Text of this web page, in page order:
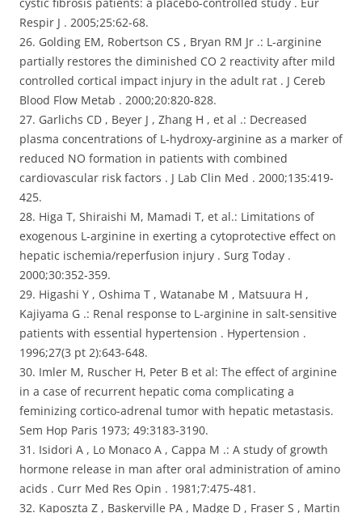
cystic fibrosis patients: a placebo-controlled study . Eur
Respir J . 2005;25:62-68.
26. Golding EM, Robertson CS , Bryan RM Jr .: L-arginine
partially restores the diminished CO 2 reactivity after mild
controlled cortical impact injury in the adult rat . J Cereb
Blood Flow Metab . 2000;20:820-828.
27. Garlichs CD , Beyer J , Zhang H , et al .: Decreased
plasma concentrations of L-hydroxy-arginine as a marker of
reduced NO formation in patients with combined
cardiovascular risk factors . J Lab Clin Med . 2000;135:419-
425.
28. Higa T, Shiraishi M, Mamadi T, et al.: Limitations of
exogenous L-arginine in exerting a cytoprotective effect on
hepatic ischemia/reperfusion injury . Surg Today .
2000;30:352-359.
29. Higashi Y , Oshima T , Watanabe M , Matsuura H ,
Kajiyama G .: Renal response to L-arginine in salt-sensitive
patients with essential hypertension . Hypertension .
1996;27(3 pt 2):643-648.
30. Imler M, Ruscher H, Peter B et al: The effect of arginine
in a case of recurrent hepatic coma complicating a
feminizing cortico-adrenal tumor with hepatic metastasis.
Sem Hop Paris 1973; 49:3183-3190.
31. Isidori A , Lo Monaco A , Cappa M .: A study of growth
hormone release in man after oral administration of amino
acids . Curr Med Res Opin . 1981;7:475-481.
32. Kaposzta Z , Baskerville PA , Madge D , Fraser S , Martin